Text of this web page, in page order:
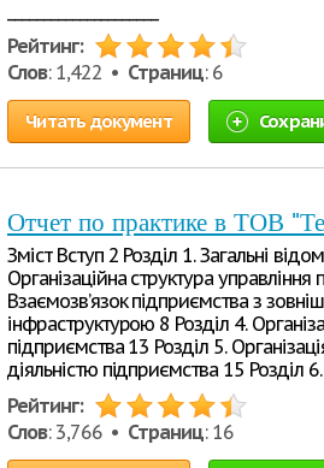
Рейтинг:
Слов: 1,422 • Страниц: 6
Читать документ
Отчет по практике в ТОВ
Зміст Вступ 2 Розділ 1. Загальні
Організаційна структура
Взаємозв’язок підприємства з
інфраструктурою 8 Розділ 4.
підприємства 13 Розділ 5.
діяльністю підприємства 15 Розділ
Рейтинг:
Слов: 3,766 • Страниц: 16